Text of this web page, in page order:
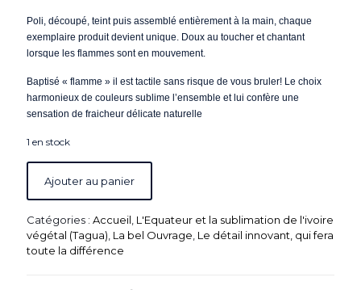
Poli, découpé, teint puis assemblé entièrement à la main, chaque
exemplaire produit devient unique. Doux au toucher et chantant
lorsque les flammes sont en mouvement.
Baptisé « flamme » il est tactile sans risque de vous bruler! Le choix
harmonieux de couleurs sublime l’ensemble et lui confère une
sensation de fraicheur délicate naturelle
1 en stock
Ajouter au panier
Catégories : Accueil L'Equateur et la sublimation de l'ivoire
végétal (Tagua) La bel Ouvrage Le détail innovant, qui fera
toute la différence